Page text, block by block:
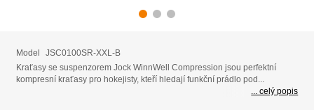
Model
JSC0100SR-XXL-B
Kraťasy se suspenzorem Jock WinnWell Compression jsou perfektní
kompresní kraťasy pro hokejisty, kteří hledají funkční prádlo pod...
... celý popis